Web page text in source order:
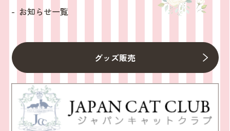
お知らせ一覧
グッズ販売